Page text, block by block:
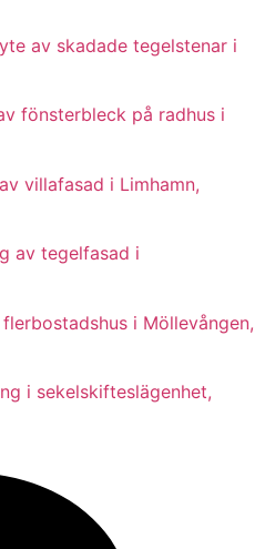
av skadade tegelstenar i
fönsterbleck på radhus i
villafasad i Limhamn,
av tegelfasad i
i Möllevången,
i sekelskifteslägenhet,